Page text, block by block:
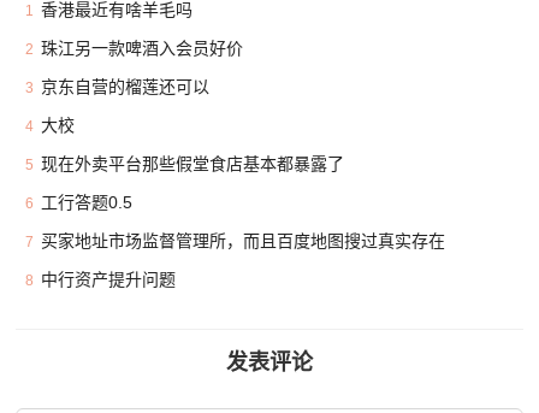
1 香港最近有啥羊毛吗
2 珠江另一款啤酒入会员好价
3 京东自营的榴莲还可以
4 大校
5 现在外卖平台那些假堂食店基本都暴露了
6 工行答题0.5
7 买家地址市场监督管理所，而且百度地图搜过真实存在
8 中行资产提升问题
发表评论